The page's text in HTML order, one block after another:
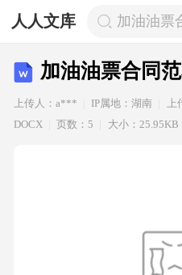
人人文库 加油油票
加油油票合同
上传人：a*** IP属地：湖南
DOCX
页数：5 大小：25.95KB